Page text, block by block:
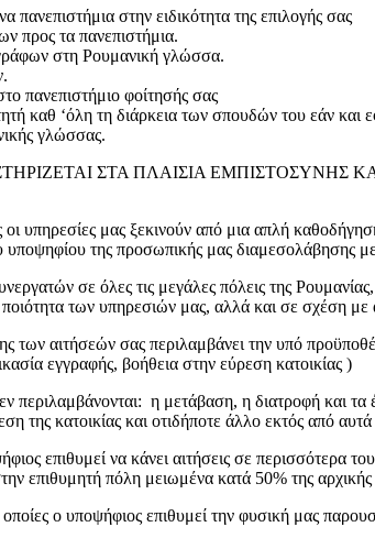
στην ειδικότητα της επιλογής σας
προς τα πανεπιστήμια.
στη Ρουμανική γλώσσα.
πανεπιστήμιο φοίτησής σας
καθ ‘όλη τη διάρκεια των σπουδών του εάν και
γλώσσας.
ΣΤΑ ΠΛΑΙΣΙΑ
υπηρεσίες μας ξεκινούν από μια απλή
της προσωπικής μας διαμεσολάβησης με
σε όλες τις μεγάλες πόλεις της
των υπηρεσιών μας, αλλά και σε σχέση με
των αιτήσεών σας περιλαμβάνει την υπό
εγγραφής, βοήθεια στην εύρεση κατοικίας )
περιλαμβάνονται: η μετάβαση, η διατροφή και
της κατοικίας και οτιδήποτε άλλο εκτός από
επιθυμεί να κάνει αιτήσεις σε περισσότερα
επιθυμητή πόλη μειωμένα κατά 50% της αρχικής
οποίες ο υποψήφιος επιθυμεί την φυσική μας